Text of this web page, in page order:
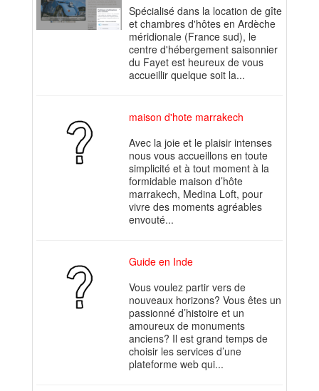
Spécialisé dans la location de gîte
et chambres d'hôtes en Ardèche
méridionale (France sud), le
centre d'hébergement saisonnier
du Fayet est heureux de vous
accueillir quelque soit la...
maison d'hote marrakech
Avec la joie et le plaisir intenses
nous vous accueillons en toute
simplicité et à tout moment à la
formidable maison d’hôte
marrakech, Medina Loft, pour
vivre des moments agréables
envouté...
Guide en Inde
Vous voulez partir vers de
nouveaux horizons? Vous êtes un
passionné d’histoire et un
amoureux de monuments
anciens? Il est grand temps de
choisir les services d’une
plateforme web qui...